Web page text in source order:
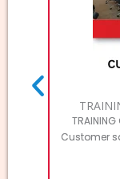
TRAINING
Customer